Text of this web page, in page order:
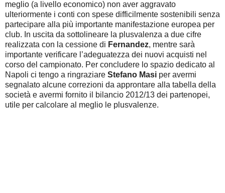
meglio (a livello economico) non aver aggravato
ulteriormente i conti con spese difficilmente sostenibili senza
partecipare alla più importante manifestazione europea per
club. In uscita da sottolineare la plusvalenza a due cifre
realizzata con la cessione di Fernandez, mentre sarà
importante verificare l’adeguatezza dei nuovi acquisti nel
corso del campionato. Per concludere lo spazio dedicato al
Napoli ci tengo a ringraziare Stefano Masi per avermi
segnalato alcune correzioni da approntare alla tabella della
società e avermi fornito il bilancio 2012/13 dei partenopei,
utile per calcolare al meglio le plusvalenze.